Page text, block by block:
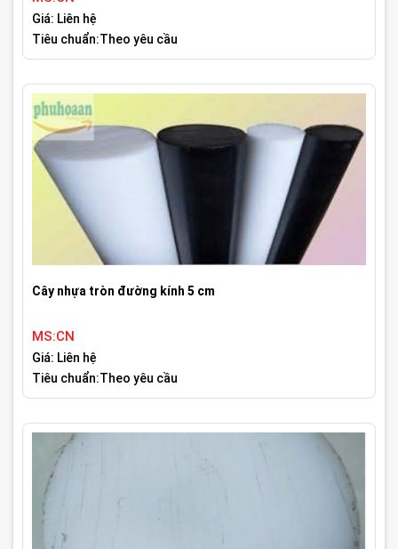
Giá: Liên hệ
Tiêu chuẩn:Theo yêu cầu
Cây nhựa tròn đường kính 5 cm
MS:CN
Giá: Liên hệ
Tiêu chuẩn:Theo yêu cầu